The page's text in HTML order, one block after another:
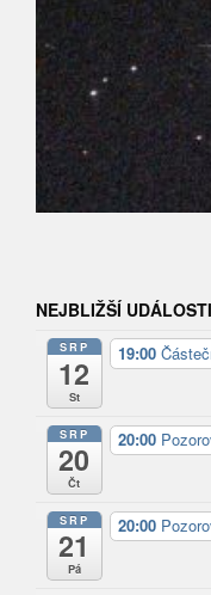
NEJBLIŽŠÍ UDÁLOSTI
SRP
12
St
19:00
SRP
20
Čt
20:00
SRP
21
Pá
20:00